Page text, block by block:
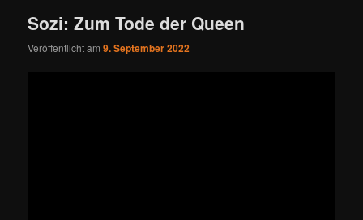
Sozi: Zum Tode der Queen
Veröffentlicht am9. September 2022